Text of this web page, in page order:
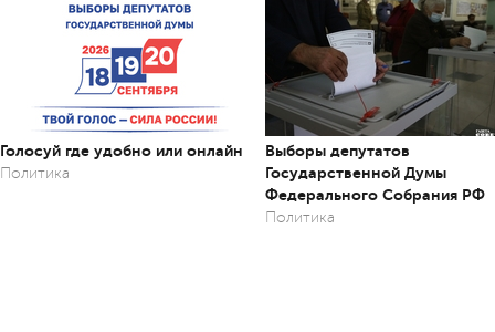
Голосуй где удобно или онлайн
Политика
Выборы депутатов
Государственной Думы
Федерального Собрания РФ
Политика